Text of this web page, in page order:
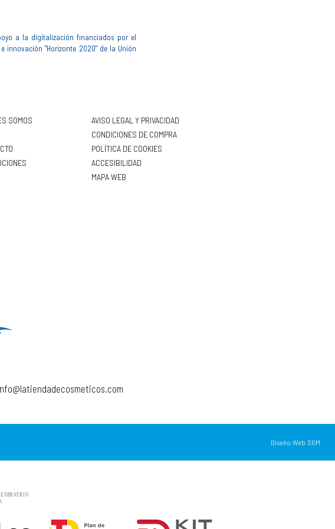
a la digitalización financiados por el
innovación "Horizonte 2020" de la Unión
SOMOS
AVISO LEGAL Y PRIVACIDAD
CONDICIONES DE COMPRA
POLÍTICA DE COOKIES
ACCESIBILIDAD
MAPA WEB
Diseño Web SGM